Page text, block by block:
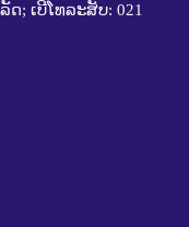
; ເບີໂທລະສັບ: 021